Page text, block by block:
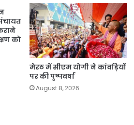
को
मेरठ में सीएम योगी ने कांवड़ियों
पर की पुष्पवर्षा
August 8, 2026